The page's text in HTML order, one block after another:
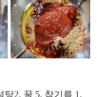
2, 꿀 5, 참기름 1,